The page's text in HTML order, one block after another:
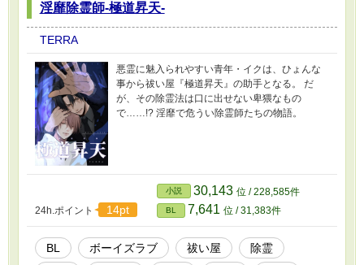
淫靡除霊師-極道昇天-
TERRA
悪霊に魅入られやすい青年・イクは、ひょんな
事から祓い屋『極道昇天』の助手となる。 だ
が、その除霊法は口に出せない卑猥なもの
で……!? 淫靡で危うい除霊師たちの物語。
24h.ポイント 14pt
小説 30,143 位 / 228,585件
BL 7,641 位 / 31,383件
BL ボーイズラブ 祓い屋
除霊